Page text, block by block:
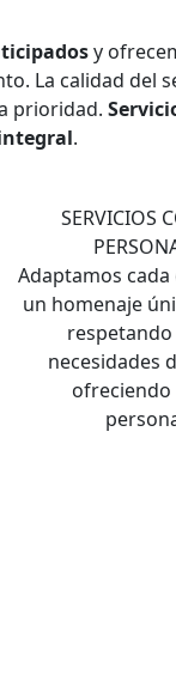
y
La calidad del
prioridad.
.
SERVICIOS
Adaptamos
un homenaje
respetando
necesidades
ofreciendo